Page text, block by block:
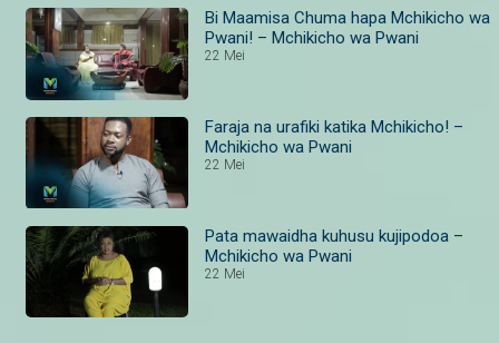
Bi Maamisa Chuma hapa Mchikicho wa
Pwani! – Mchikicho wa Pwani
22 Mei
Faraja na urafiki katika Mchikicho! –
Mchikicho wa Pwani
22 Mei
Pata mawaidha kuhusu kujipodoa –
Mchikicho wa Pwani
22 Mei